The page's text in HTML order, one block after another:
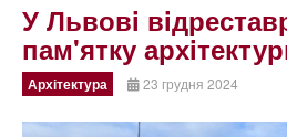
У Львовi
пам'ятку
Архітектура 23 грудня 2024